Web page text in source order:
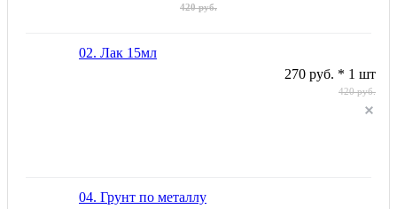
420 руб.
02. Лак 15мл
270 руб. * 1 шт
420 руб.
04. Грунт по металлу